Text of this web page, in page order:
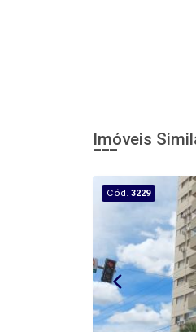
Imóveis
Cód. 3229